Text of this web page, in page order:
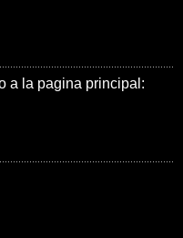
a la pagina principal: